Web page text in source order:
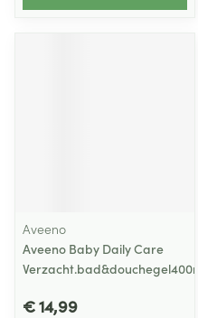
Aveeno
Aveeno Baby Daily Care
Verzacht.bad&douchegel400ml
€ 14,99